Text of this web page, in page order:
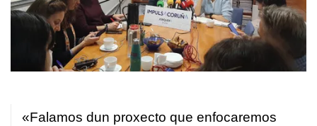
«Falamos dun proxecto que enfocaremos